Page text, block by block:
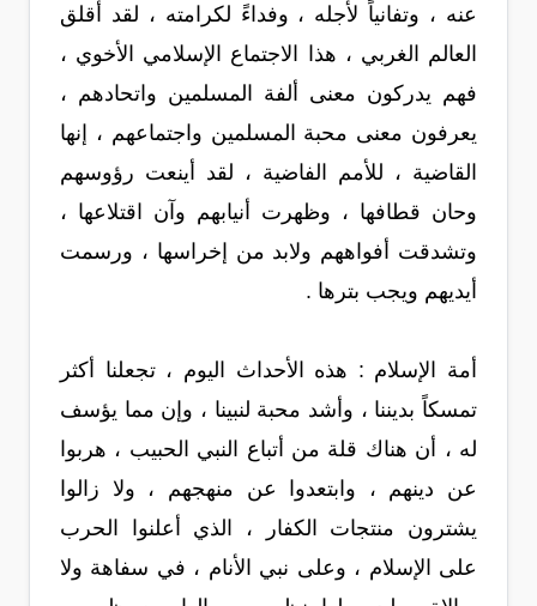
عنه ، وتفانياً لأجله ، وفداءً لكرامته ، لقد أقلق
العالم الغربي ، هذا الاجتماع الإسلامي الأخوي ،
فهم يدركون معنى ألفة المسلمين واتحادهم ،
يعرفون معنى محبة المسلمين واجتماعهم ، إنها
القاضية ، للأمم الفاضية ، لقد أينعت رؤوسهم
وحان قطافها ، وظهرت أنيابهم وآن اقتلاعها ،
وتشدقت أفواههم ولابد من إخراسها ، ورسمت
أيديهم ويجب بترها .
أمة الإسلام : هذه الأحداث اليوم ، تجعلنا أكثر
تمسكاً بديننا ، وأشد محبة لنبينا ، وإن مما يؤسف
له ، أن هناك قلة من أتباع النبي الحبيب ، هربوا
عن دينهم ، وابتعدوا عن منهجهم ، ولا زالوا
يشترون منتجات الكفار ، الذي أعلنوا الحرب
على الإسلام ، وعلى نبي الأنام ، في سفاهة ولا